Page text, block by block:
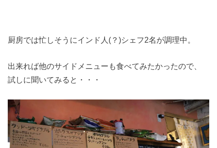
厨房では忙しそうにインド人(？)シェフ2名が調理中。
出来れば他のサイドメニューも食べてみたかったので、
試しに聞いてみると・・・